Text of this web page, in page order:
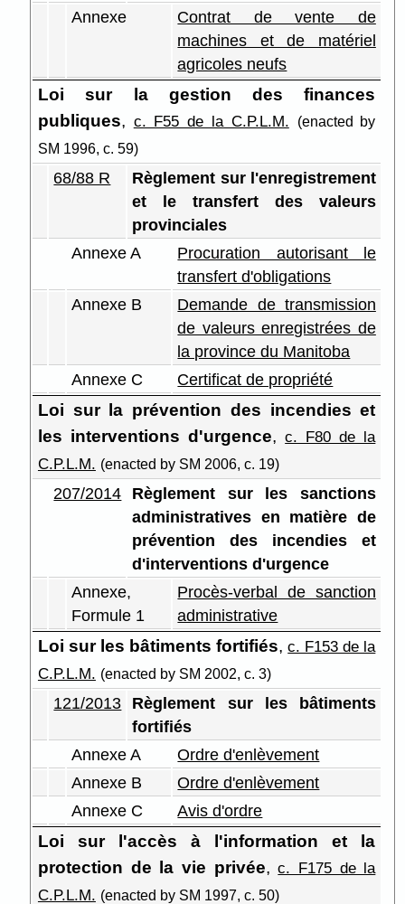
Annexe
Contrat de vente de
machines et de matériel
agricoles neufs
Loi sur la gestion des finances
publiques, c. F55 de la C.P.L.M.
(enacted by
SM 1996, c. 59)
68/88 R
Règlement sur l'enregistrement
et le transfert des valeurs
provinciales
Annexe A
Procuration autorisant le
transfert d'obligations
Annexe B
Demande de transmission
de valeurs enregistrées de
la province du Manitoba
Annexe C
Certificat de propriété
Loi sur la prévention des incendies et
les interventions d'urgence, c. F80 de la
C.P.L.M. (enacted by SM 2006, c. 19)
207/2014
Règlement sur les sanctions
administratives en matière de
prévention des incendies et
d'interventions d'urgence
Annexe,
Formule 1
Procès-verbal de sanction
administrative
Loi sur les bâtiments fortifiés, c. F153 de la
C.P.L.M. (enacted by SM 2002, c. 3)
121/2013
Règlement sur les bâtiments
fortifiés
Annexe A
Ordre d'enlèvement
Annexe B
Ordre d'enlèvement
Annexe C
Avis d'ordre
Loi sur l'accès à l'information et la
protection de la vie privée, c. F175 de la
C.P.L.M. (enacted by SM 1997, c. 50)